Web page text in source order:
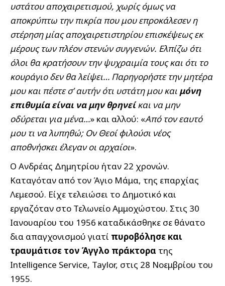
υστάτου αποχαιρετισμού, χωρίς όμως να
αποκρύπτω την πικρία που μου επροκάλεσεν η
στέρηση μίας αποχαιρετιστηρίου επισκέψεως εκ
μέρους των πλέον στενών συγγενών. Ελπίζω ότι
όλοι θα κρατήσουν την ψυχραιμία τους και ότι το
κουράγιο δεν θα λείψει… Παρηγορήστε την μητέρα
μου και πέστε σ’ αυτήν ότι υστάτη μου και μόνη
επιθυμία είναι να μην θρηνείκαι να μην
οδύρεται για μένα…» και αλλού: «Από τον εαυτό
μου τι να λυπηθώ; Ον Θεοί φιλούσι νέος
αποθνήσκει έλεγαν οι αρχαίοι».
Ο Ανδρέας Δημητρίου ήταν 22 χρονών.
Καταγόταν από τον Άγιο Μάμα, της επαρχίας
Λεμεσού. Είχε τελειώσει το Δημοτικό και
εργαζόταν στο Τελωνείο Αμμοχώστου. Στις 30
Ιανουαρίου του 1956 καταδικάσθηκε σε θάνατο
δια απαγχονισμού γιατί πυροβόλησε και
τραυμάτισε τον Άγγλο πράκτορα της
Intelligence Service, Taylor, στις 28 Νοεμβρίου του
1955.